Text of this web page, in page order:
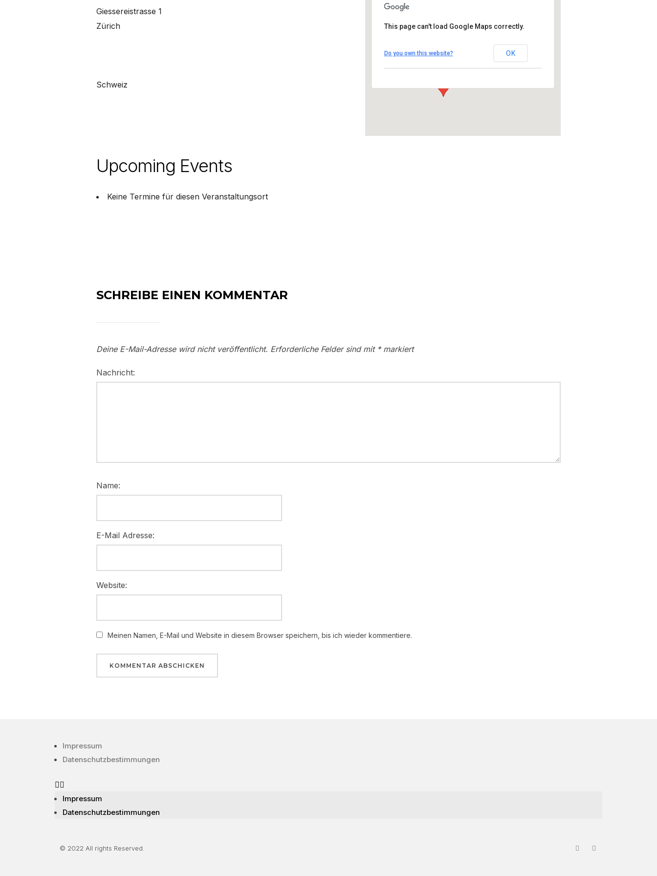
Giessereistrasse 1 - Zürich
This page can't load Google Maps correctly.
Do you own this website? OK
Giessereistrasse 1
Zürich
Schweiz
Upcoming Events
Keine Termine für diesen Veranstaltungsort
SCHREIBE EINEN KOMMENTAR
Deine E-Mail-Adresse wird nicht veröffentlicht. Erforderliche Felder sind mit *markiert
Nachricht:
Name:
E-Mail Adresse:
Website:
Meinen Namen, E-Mail und Website in diesem Browser speichern, bis ich wieder kommentiere.
Impressum
Datenschutzbestimmungen
Impressum
Datenschutzbestimmungen
© 2022 All rights Reserved.